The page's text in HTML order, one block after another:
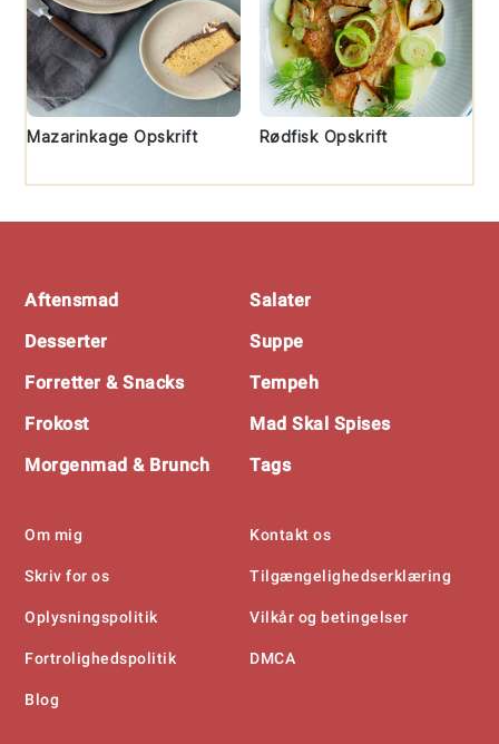
Mazarinkage Opskrift Rødfisk Opskrift
Aftensmad
Desserter
Forretter & Snacks
Frokost
Morgenmad & Brunch
Salater
Suppe
Tempeh
Mad Skal Spises
Tags
Om mig
Skriv for os
Oplysningspolitik
Fortrolighedspolitik
Blog
Kontakt os
Tilgængelighedserklæring
Vilkår og betingelser
DMCA